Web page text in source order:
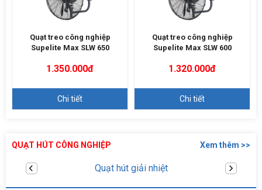
Quạt treo công nghiệp
Supelite Max SLW 650
1.350.000đ
Chi tiết
Quạt treo công nghiệp
Supelite Max SLW 600
1.320.000đ
Chi tiết
QUẠT HÚT CÔNG NGHIỆP Xem thêm >>
Quạt hút âm trần